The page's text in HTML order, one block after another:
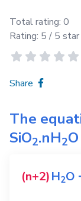
Total rating: 0
Rating: 5 / 5 star
Share
The
SiO2.nH2O
(n+2)H2O